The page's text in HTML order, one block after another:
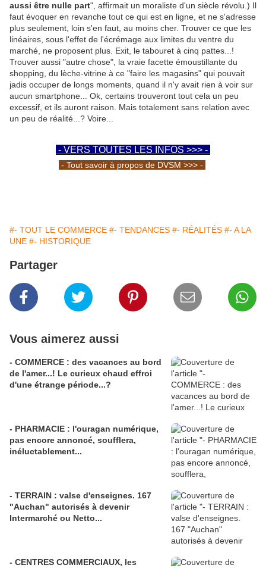
aussi être nulle part", affirmait un moraliste d'un siècle révolu.) Il
faut évoquer en revanche tout ce qui est en ligne, et ne s'adresse
plus seulement, loin s'en faut, au moins cher. Trouver ce que les
linéaires, sous l'effet de l'écrémage aux limites du ventre du
marché, ne proposent plus. Exit, le tabouret à cinq pattes...!
Trouver aussi "autre chose", la vraie facette émoustillante du
shopping, du lèche-vitrine à ce "faire les magasins" qui pouvait
jadis occuper de longs moments, quand il n'y avait rien à voir sur
aucun smartphone... Ok, certains trouveront tout cela un peu
excessif, et ils auront raison. Mais totalement sans relation avec
un peu de réalité...? Voire...
- VERS TOUTES LES INFOS >>> -
- Tout savoir à propos de DVSM >>> -
#- TOUT LE COMMERCE #- TENDANCES #- RÉALITÉS #- A LA
UNE #- HISTORIQUE
Partager
Vous aimerez aussi
- COMMERCE : des vacances au bord
de l'amer...! Le curieux chaud effroi
d'une étrange période...?
- PHARMACIE : l'ouragan numérique,
pas encore annoncé, soufflera,
inéluctablement...
- TERRAIN : valse d'enseignes. 167
"Auchan" autorisés à devenir
Intermarché ou Netto...
- CENTRES COMMERCIAUX, les